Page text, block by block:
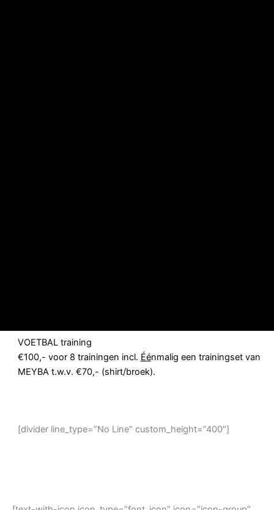
VOETBAL training
€100,- voor 8 trainingen incl. Éénmalig een trainingset van
MEYBA t.w.v. €70,- (shirt/broek).
[divider line_type=”No Line” custom_height=”400″]